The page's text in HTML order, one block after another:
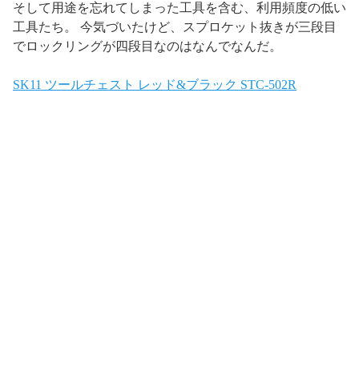
そして用途を忘れてしまった工具を含む、利用頻度の低い
工具たち。 今気づいたけど、スプロケット抜きが三段目
でロックリングが四段目なのはなんでなんだ。
SK11 ツールチェスト レッド&ブラック STC-502R